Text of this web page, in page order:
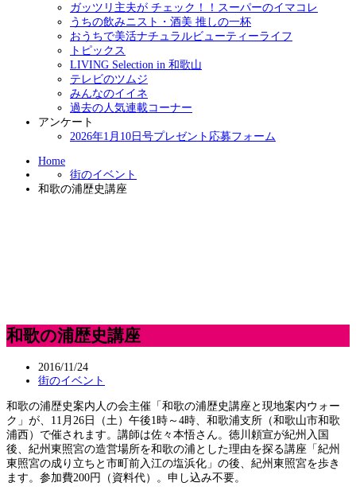
ガッツリ主夫が チェック！！スーパーのイマコレ
うちの飲みニスト・酒美 推しの一杯
おうちで美活ナチュラルビューティーライフ
トピックス
LIVING Selection in 和歌山
テレビのツムジ
みんなのイイネ
過去の人気連載コーナー
アンケート
2026年1月10日号プレゼント応募フォーム
Home
街のイベント
和歌の浦歴史講座
和歌の浦歴史講座
2016/11/24
街のイベント
和歌の浦歴史案内人の会主催「和歌の浦歴史講座と現地案内ウォー
ク」が、11月26日（土）午後1時～4時、和歌浦支所（和歌山市和歌
浦西）で催されます。講師は佐々本悟さん。徳川頼宣が紀州入国
後、紀州東照宮の造営場所を和歌の浦とした理由を探る講座「紀州
東照宮の成り立ちと市町前入江の塩浜化」の後、紀州東照宮を歩き
ます。参加費200円（資料代）。申し込み不要。